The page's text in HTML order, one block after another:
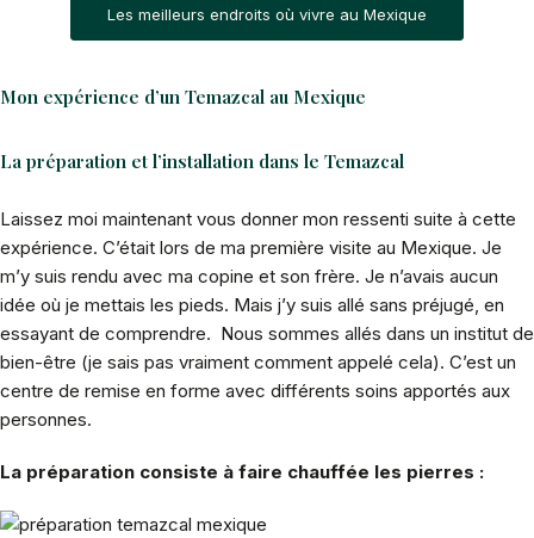
Les meilleurs endroits où vivre au Mexique
Mon expérience d’un Temazcal au Mexique
La préparation et l’installation dans le Temazcal
Laissez moi maintenant vous donner mon ressenti suite à cette
expérience. C’était lors de ma première visite au Mexique. Je
m’y suis rendu avec ma copine et son frère. Je n’avais aucun
idée où je mettais les pieds. Mais j’y suis allé sans préjugé, en
essayant de comprendre. Nous sommes allés dans un institut de
bien-être (je sais pas vraiment comment appelé cela). C’est un
centre de remise en forme avec différents soins apportés aux
personnes.
La préparation consiste à faire chauffée les pierres :